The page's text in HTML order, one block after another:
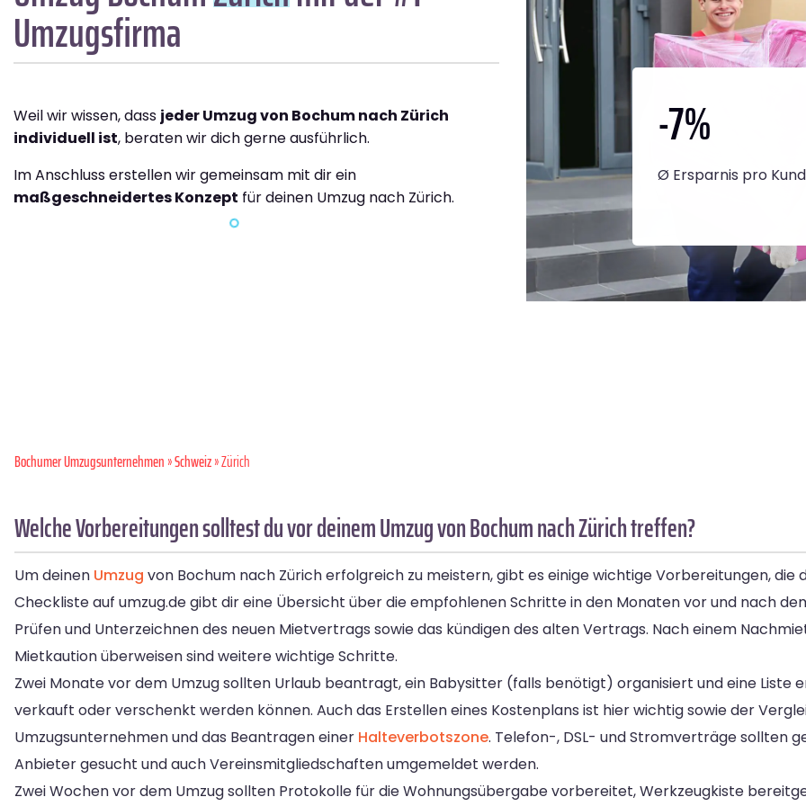
Umzugsfirma
Weil wir wissen, dass jeder Umzug von Bochum nach Zürich
individuell ist, beraten wir dich gerne ausführlich.
Im Anschluss erstellen wir gemeinsam mit dir ein
maßgeschneidertes Konzept für deinen Umzug nach Zürich.
-7%
Ø Ersparnis pro
Bochumer Umzugsunternehmen»Schweiz» Zürich
Welche Vorbereitungen solltest du vor deinem Umzug von Bochum nach Zürich treffen?
Um deinen Umzug von Bochum nach Zürich erfolgreich zu meistern, gibt es einige wichtige Vorbereitungen, die
Checkliste auf umzug.de gibt dir eine Übersicht über die empfohlenen Schritte in den Monaten vor und nach
Prüfen und Unterzeichnen des neuen Mietvertrags sowie das kündigen des alten Vertrags. Nach einem
Mietkaution überweisen sind weitere wichtige Schritte.
Zwei Monate vor dem Umzug sollten Urlaub beantragt, ein Babysitter (falls benötigt) organisiert und eine Liste
verkauft oder verschenkt werden können. Auch das Erstellen eines Kostenplans ist hier wichtig sowie der
Umzugsunternehmen und das Beantragen einer Halteverbotszone. Telefon-, DSL- und Stromverträge sollten
Anbieter gesucht und auch Vereinsmitgliedschaften umgemeldet werden.
Zwei Wochen vor dem Umzug sollten Protokolle für die Wohnungsübergabe vorbereitet, Werkzeugkiste